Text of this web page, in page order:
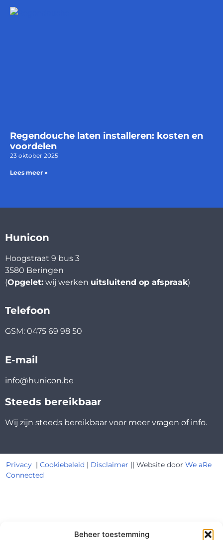
Beheer toestemming
Regendouche laten installeren: kosten en
voordelen
23 oktober 2025
Lees meer »
Hunicon
Hoogstraat 9 bus 3
3580 Beringen
(Opgelet: wij werken uitsluitend op afspraak)
Telefoon
GSM: 0475 69 98 50
E-mail
info@hunicon.be
Steeds bereikbaar
Wij zijn steeds bereikbaar voor meer vragen of info.
Privacy | Cookiebeleid | Disclaimer || Website door We aRe
Connected